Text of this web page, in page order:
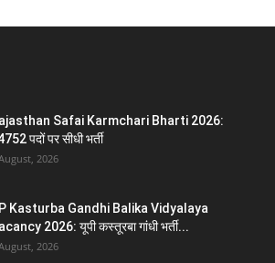
Safai Karmchari Bharti 2026:
पदों पर सीधी भर्ती
2026
Kasturba Gandhi Balika Vidyalaya
2026: यूपी कस्तूरबा गांधी भर्ती...
2026